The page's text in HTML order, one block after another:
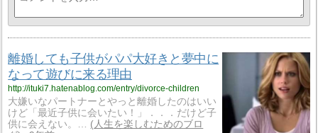
離婚しても子供がパパ大好きと夢中に
なって遊びに来る理由
http://ituki7.hatenablog.com/entry/divorce-children
大嫌いなパートナーとやっと離婚したのはいい
けど「最近子供に会いたい！」．．．だけど子
供に会えない。…
人生を楽しむためのブロ